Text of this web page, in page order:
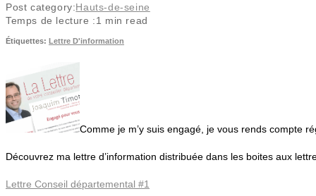
Post category:Hauts-de-seine
Temps de lecture :1 min read
Étiquettes: Lettre D'information
Comme je m’y suis engagé, je vous rends compte
Découvrez ma lettre d’information distribuée dans les boites aux
Lettre Conseil départemental #1